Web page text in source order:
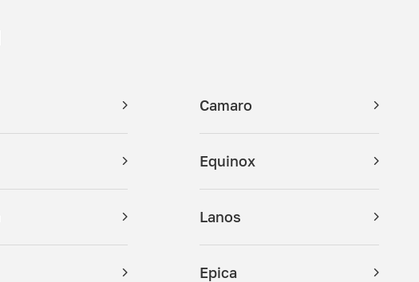
Camaro
Equinox
Lanos
Epica